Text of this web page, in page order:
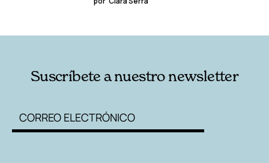
Suscríbete a nuestro newsletter